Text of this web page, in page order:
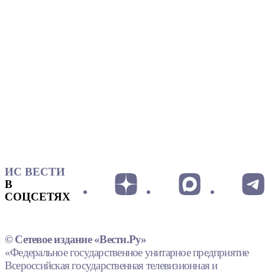
ИС ВЕСТИ
В
СОЦСЕТЯХ
© Сетевое издание «Вести.Ру»
«Федеральное государственное унитарное предприятие
Всероссийская государственная телевизионная и